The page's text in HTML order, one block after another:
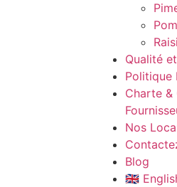
Qualité
Politique
Charte
Nos
Blog
🇬🇧